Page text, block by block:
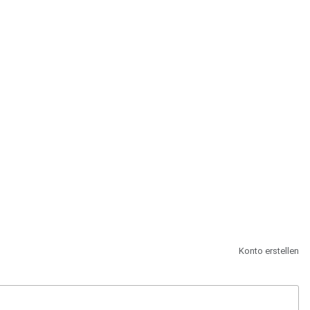
Konto erstellen